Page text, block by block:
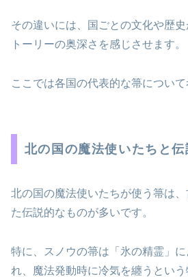
その違いには、国ごとの文化や歴
トーリーの奥深さを感じさせます。
ここでは各国の代表的な箒について
北の国の魔法使いたちと伝
北の国の魔法使いたちが使う箒は
た伝説的なものが多いです。
特に、スノウの箒は「氷の精霊」
れ、魔法発動時に冷気を纏うという